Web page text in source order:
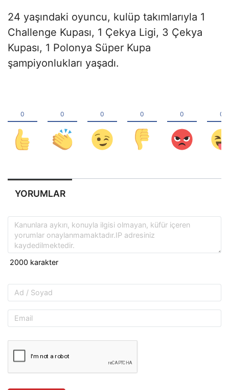
24 yaşındaki oyuncu, kulüp takımlarıyla 1
Challenge Kupası, 1 Çekya Ligi, 3 Çekya
Kupası, 1 Polonya Süper Kupa
şampiyonlukları yaşadı.
YORUMLAR